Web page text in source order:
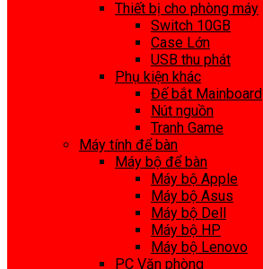
Thiết bị cho phòng máy
Switch 10GB
Case Lớn
USB thu phát
Phụ kiện khác
Đế bắt Mainboard
Nút nguồn
Tranh Game
Máy tính để bàn
Máy bộ để bàn
Máy bộ Apple
Máy bộ Asus
Máy bộ Dell
Máy bộ HP
Máy bộ Lenovo
PC Văn phòng